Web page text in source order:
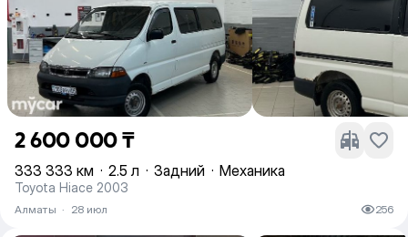
2 600 000 ₸
333 333 км · 2.5 л · Задний · Механика
Toyota Hiace 2003
Алматы · 28 июл 256